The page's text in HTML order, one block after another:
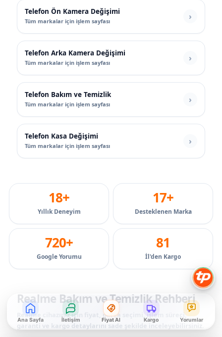
Telefon Ön Kamera Değişimi
Tüm markalar için işlem sayfası
Telefon Arka Kamera Değişimi
Tüm markalar için işlem sayfası
Telefon Bakım ve Temizlik
Tüm markalar için işlem sayfası
Telefon Kasa Değişimi
Tüm markalar için işlem sayfası
18+
Yıllık Deneyim
17+
Desteklenen Marka
720+
Google Yorumu
81
İl'den Kargo
Realme Bakım ve Temizlik Rehberi
Realme cihazınız için fiyat, parça seçimi, işlem süreci,
garanti ve kargo detaylarını sade şekilde inceleyebilirsiniz.
Ana Sayfa İletişim Fiyat Al Kargo Yorumlar